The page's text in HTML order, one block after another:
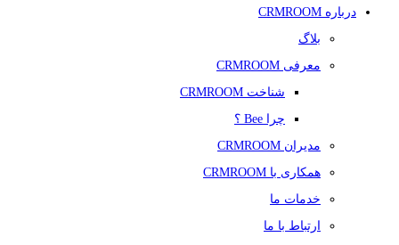
درباره CRMROOM
بلاگ
معرفی CRMROOM
شناخت CRMROOM
چرا Bee ؟
مدیران CRMROOM
همکاری با CRMROOM
خدمات ما
ارتباط با ما